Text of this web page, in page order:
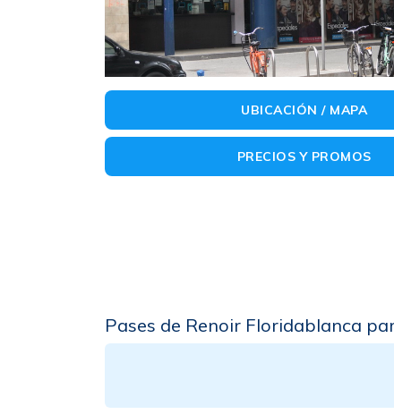
UBICACIÓN / MAPA
PRECIOS Y PROMOS
Pases de Renoir Floridablanca